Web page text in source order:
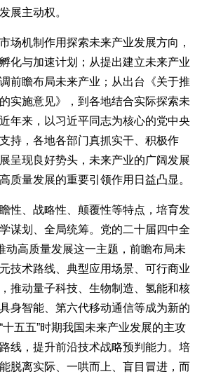
展主动权。
机制作用探索未来产业发展方向，
化与加速计划；从提出建立未来产业
前瞻布局未来产业；从出台《关于推
实施意见》，到各地结合实际探索未
来，以习近平同志为核心的党中央
持，各地各部门真抓实干、积极作
呈现良好势头，未来产业的广阔发展
质量发展的重要引领作用日益凸显。
、战略性、颠覆性等特点，培育发
谋划、全局统筹。党的二十届四中全
动高质量发展这一主题，前瞻布局未
技术路线、典型应用场景、可行商业
推动量子科技、生物制造、氢能和核
身智能、第六代移动通信等成为新的
五五”时期我国未来产业发展的主攻
线，提升前沿技术战略预判能力。培
脱离实际、一哄而上、盲目冒进，而